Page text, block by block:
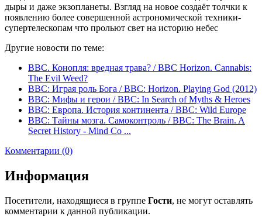
дыры и даже экзопланеты. Взгляд на новое создаёт толчки к
появлению более совершенной астрономической техники-
супертелескопам что прольют свет на историю небес
Другие новости по теме:
BBC. Конопля: вредная трава? / BBC Horizon. Cannabis:
The Evil Weed?
BBC: Играя роль Бога / BBC: Horizon. Playing God (2012)
BBC: Мифы и герои / BBC: In Search of Myths & Heroes
BBC: Европа. История континента / BBC: Wild Europe
BBC: Тайны мозга. Самоконтроль / BBC: The Brain. A
Secret History - Mind Co ...
Комментарии (0)
Информация
Посетители, находящиеся в группе Гости, не могут оставлять
комментарии к данной публикации.